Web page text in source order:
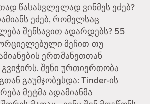
წასასვლელად ვინმეს ეძებ?
ეძებ, რომელსაც
შენსავით ადარდებს? 55
მეჩით თუ
ერთმანეთთან
შენი ურთიერთობა
გაუმჯობესდა: Tinder-ის
მეტმა ადამიანმა